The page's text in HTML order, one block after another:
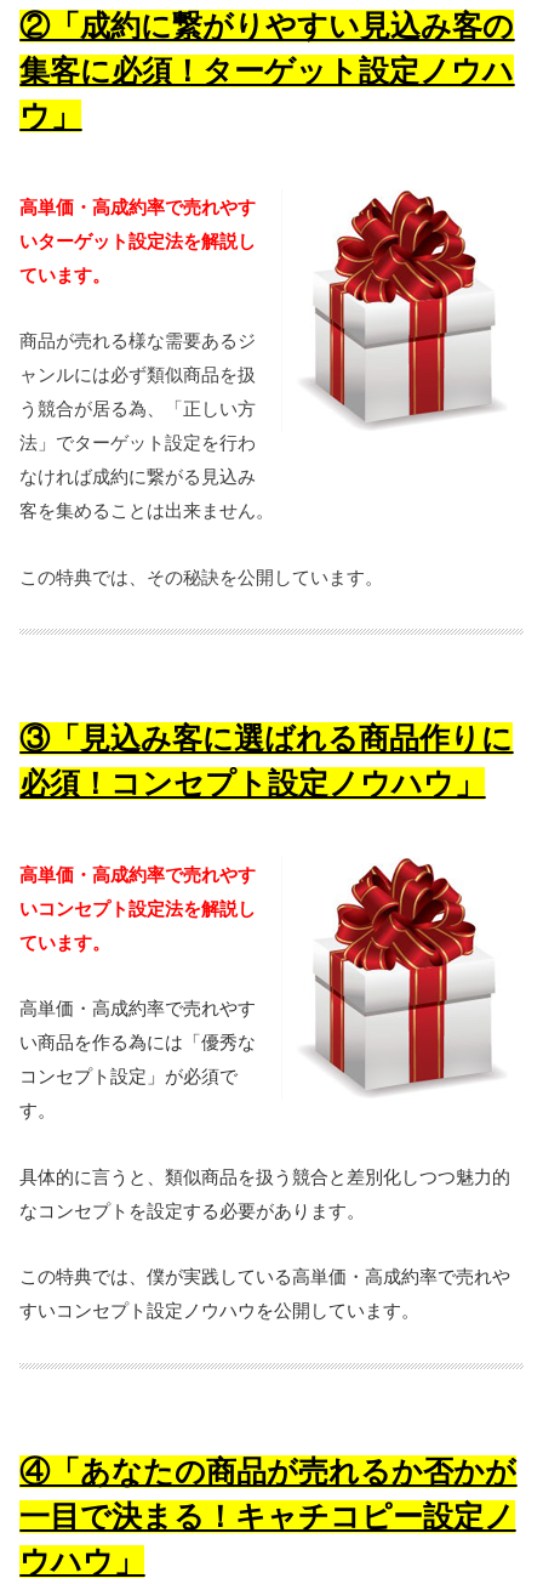
②「成約に繋がりやすい見込み客の
集客に必須！ターゲット設定ノウハ
ウ」
高単価・高成約率で売れやす
いターゲット設定法を解説し
ています。
商品が売れる様な需要あるジ
ャンルには必ず類似商品を扱
う競合が居る為、「正しい方
法」でターゲット設定を行わ
なければ成約に繋がる見込み
客を集めることは出来ません。
この特典では、その秘訣を公開しています。
③「見込み客に選ばれる商品作りに
必須！コンセプト設定ノウハウ」
高単価・高成約率で売れやす
いコンセプト設定法を解説し
ています。
高単価・高成約率で売れやす
い商品を作る為には「優秀な
コンセプト設定」が必須で
す。
具体的に言うと、類似商品を扱う競合と差別化しつつ魅力的
なコンセプトを設定する必要があります。
この特典では、僕が実践している高単価・高成約率で売れや
すいコンセプト設定ノウハウを公開しています。
④「あなたの商品が売れるか否かが
一目で決まる！キャチコピー設定ノ
ウハウ」